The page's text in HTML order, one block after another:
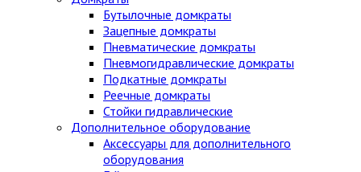
Бутылочные домкраты
Зацепные домкраты
Пневматические домкраты
Пневмогидравлические домкраты
Подкатные домкраты
Реечные домкраты
Стойки гидравлические
Дополнительное оборудование
Аксессуары для дополнительного
оборудования